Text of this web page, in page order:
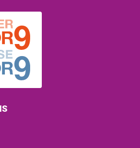
Facebook
us on Twitter